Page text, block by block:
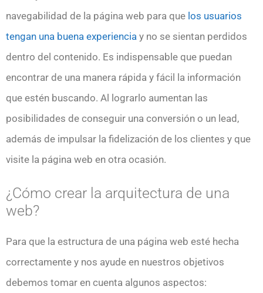
navegabilidad de la página web para que los usuarios
tengan una buena experiencia y no se sientan perdidos
dentro del contenido. Es indispensable que puedan
encontrar de una manera rápida y fácil la información
que estén buscando. Al lograrlo aumentan las
posibilidades de conseguir una conversión o un lead,
además de impulsar la fidelización de los clientes y que
visite la página web en otra ocasión.
¿Cómo crear la arquitectura de una
web?
Para que la estructura de una página web esté hecha
correctamente y nos ayude en nuestros objetivos
debemos tomar en cuenta algunos aspectos: